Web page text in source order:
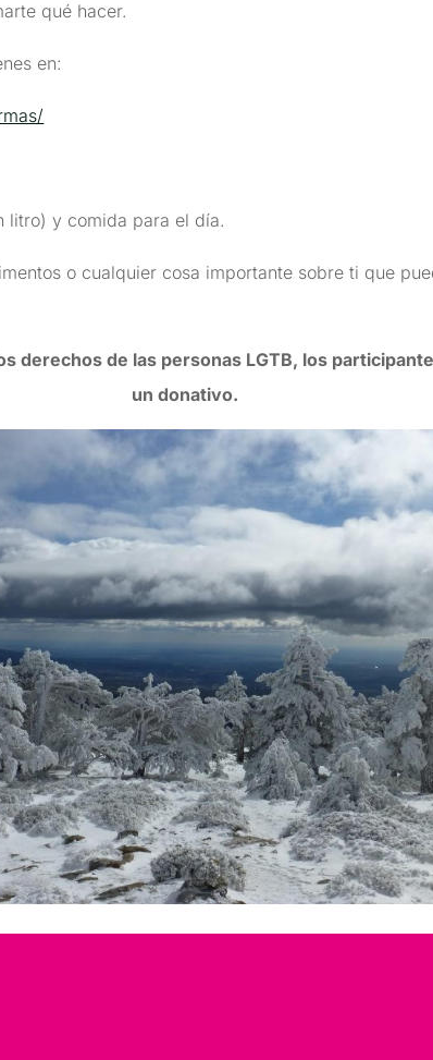
qué hacer.
en:
litro) y comida para el día.
o cualquier cosa importante sobre ti que
derechos de las personas LGTB, los
un donativo.